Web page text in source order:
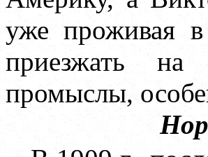
уже проживая
приезжать
промыслы,